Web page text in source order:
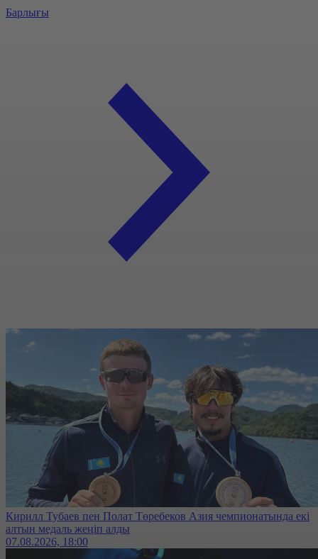
Барлығы
Кирилл Тубаев пен Полат Төребеков Азия чемпионатында екі
алтын медаль жеңіп алды
07.08.2026, 18:00